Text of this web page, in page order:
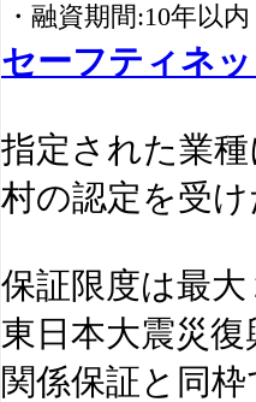
・融資期間:10年以内
セーフティネ
指定された業
村の認定を受
保証限度は最
東日本大震災
関係保証と同